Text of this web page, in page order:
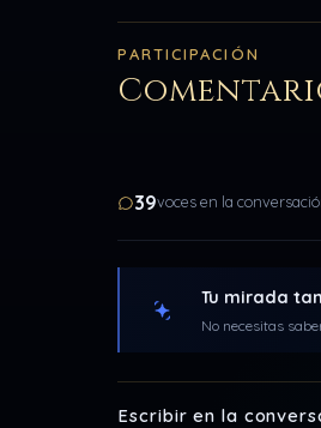
PARTICIPACIÓN
39voces en la
Tu mirada
No necesitas
Escribir en la